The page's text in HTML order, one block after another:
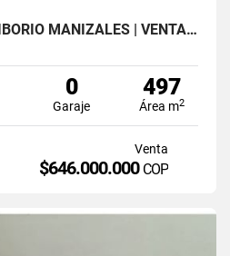
CASA EN VENTA EN LIBORIO MANIZALES | VENTA CASA
0
Garaje
497
Área m2
Venta
$646.000.000 COP